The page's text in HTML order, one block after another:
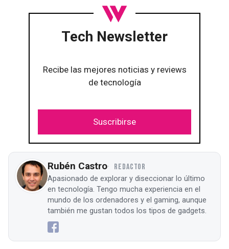
Tech Newsletter
Recibe las mejores noticias y reviews
de tecnología
Suscribirse
Rubén Castro REDACTOR
Apasionado de explorar y diseccionar lo último
en tecnología. Tengo mucha experiencia en el
mundo de los ordenadores y el gaming, aunque
también me gustan todos los tipos de gadgets.